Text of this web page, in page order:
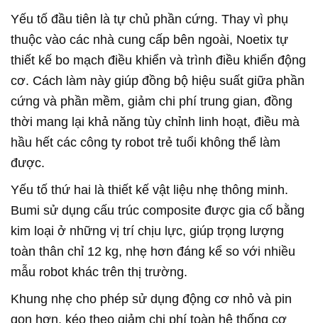
Yếu tố đầu tiên là tự chủ phần cứng. Thay vì phụ
thuộc vào các nhà cung cấp bên ngoài, Noetix tự
thiết kế bo mạch điều khiển và trình điều khiển động
cơ. Cách làm này giúp đồng bộ hiệu suất giữa phần
cứng và phần mềm, giảm chi phí trung gian, đồng
thời mang lại khả năng tùy chỉnh linh hoạt, điều mà
hầu hết các công ty robot trẻ tuổi không thể làm
được.
Yếu tố thứ hai là thiết kế vật liệu nhẹ thông minh.
Bumi sử dụng cấu trúc composite được gia cố bằng
kim loại ở những vị trí chịu lực, giúp trọng lượng
toàn thân chỉ 12 kg, nhẹ hơn đáng kể so với nhiều
mẫu robot khác trên thị trường.
Khung nhẹ cho phép sử dụng động cơ nhỏ và pin
gọn hơn, kéo theo giảm chi phí toàn hệ thống cơ